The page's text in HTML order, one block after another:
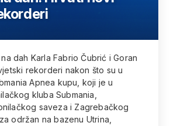
dah Karla Fabrio Čubrić i Goran
rekorderi nakon što su u
Apnea kupu, koji je u
kluba Submania,
saveza i Zagrebačkog
održan na bazenu Utrina,